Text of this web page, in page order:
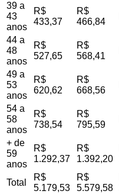
39 a
43
anos
R$
433,37
R$
466,84
44 a
48
anos
R$
527,65
R$
568,41
49 a
53
anos
R$
620,62
R$
668,56
54 a
58
anos
R$
738,54
R$
795,59
+ de
59
anos
R$
1.292,37
R$
1.392,20
Total
R$
5.179,53
R$
5.579,58